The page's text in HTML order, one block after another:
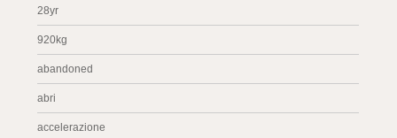
28yr
920kg
abandoned
abri
accelerazione